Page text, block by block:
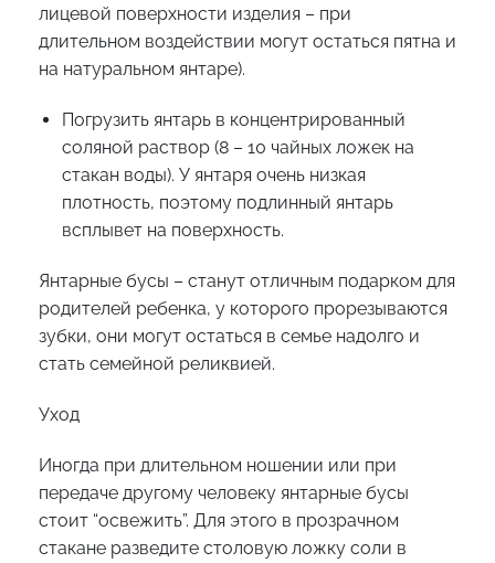
лицевой поверхности изделия – при
длительном воздействии могут остаться пятна и
на натуральном янтаре).
Погрузить янтарь в концентрированный
соляной раствор (8 – 10 чайных ложек на
стакан воды). У янтаря очень низкая
плотность, поэтому подлинный янтарь
всплывет на поверхность.
Янтарные бусы – станут отличным подарком для
родителей ребенка, у которого прорезываются
зубки, они могут остаться в семье надолго и
стать семейной реликвией.
Уход
Иногда при длительном ношении или при
передаче другому человеку янтарные бусы
стоит “освежить”. Для этого в прозрачном
стакане разведите столовую ложку соли в